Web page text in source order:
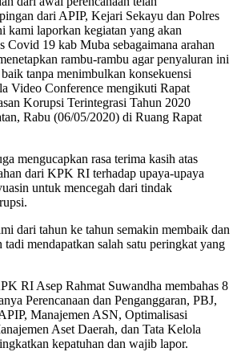
dari APIP, Kejari Sekayu dan Polres
kami laporkan kegiatan yang akan
Covid 19 kab Muba sebagaimana arahan
rambu-rambu agar penyaluran ini
tanpa menimbulkan konsekuensi
Video Conference mengikuti Rapat
Korupsi Terintegrasi Tahun 2020
Rabu (06/05/2020) di Ruang Rapat
mengucapkan rasa terima kasih atas
dari KPK RI terhadap upaya-upaya
untuk mencegah dari tindak
dari tahun ke tahun semakin membaik dan
mendapatkan salah satu peringkat yang
RI Asep Rahmat Suwandha membahas 8
Perencanaan dan Penganggaran, PBJ,
Manajemen ASN, Optimalisasi
Aset Daerah, dan Tata Kelola
kepatuhan dan wajib lapor.